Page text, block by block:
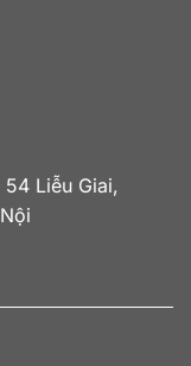
Liễu Giai,